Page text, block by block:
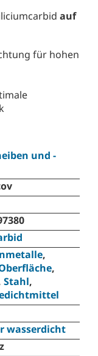
auf
für hohen
und -
,
,
Stahl,
wasserdicht